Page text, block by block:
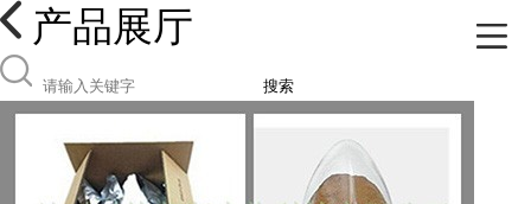
产品展厅
搜索